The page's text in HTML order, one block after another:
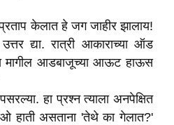
केलात हे जग जाहीर झालाय!
द्या. रात्री आकाराच्या ऑड
मागील आडबाजूच्या आऊट हाऊस
हा प्रश्न त्याला अनपेक्षित
हाती असताना 'तेथे का गेलात?'